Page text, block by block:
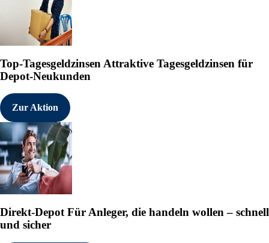
Top-Tagesgeldzinsen Attraktive Tagesgeldzinsen für
Depot-Neukunden
Zur Aktion
Direkt-Depot Für Anleger, die handeln wollen – schnell
und sicher